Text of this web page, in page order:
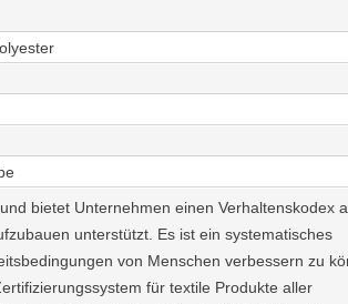
bietet Unternehmen einen Verhaltenskodex
unterstützt. Es ist ein systematisches
von Menschen verbessern zu
für textile Produkte aller